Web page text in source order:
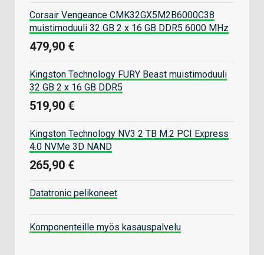
Corsair Vengeance CMK32GX5M2B6000C38
muistimoduuli 32 GB 2 x 16 GB DDR5 6000 MHz
479,90 €
Kingston Technology FURY Beast muistimoduuli
32 GB 2 x 16 GB DDR5
519,90 €
Kingston Technology NV3 2 TB M.2 PCI Express
4.0 NVMe 3D NAND
265,90 €
Datatronic pelikoneet
Komponenteille myös kasauspalvelu